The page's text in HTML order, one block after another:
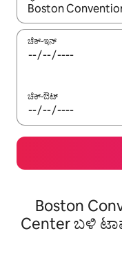
ಫಲಿತಾಂಶಗಳು
ಚೆಕ್-ಇನ್
ಚೆಕ್-ಔಟ್
Boston
Center ಬಳಿ